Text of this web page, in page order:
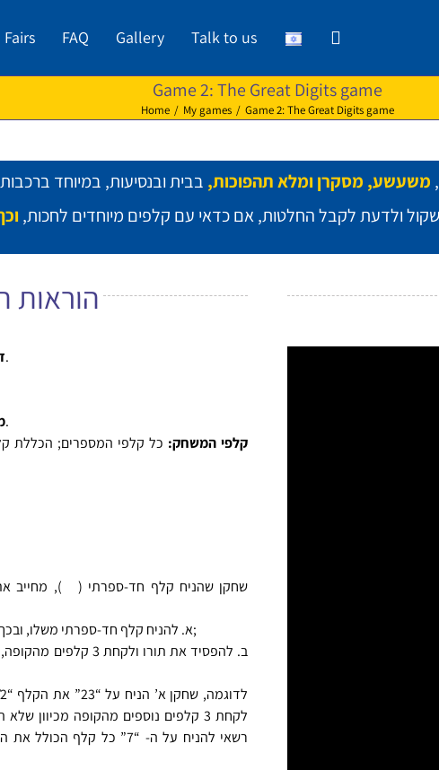
Fairs FAQ Gallery Talk to us
Game 2: The Great Digits game
Home / My games / Game 2: The Great Digits game
משעשע, מסקרן ומלא תהפוכות,
ולדעת לקבל החלטות, אם כדאי עם קלפים מיוחדים לחכות,
הכרת הספרות מ-0 עד 9.
להיפטר מכל הקלפים שביד.
קלפי המשחק: כל קלפי המספרים; הכללת
שחקן שהניח קלף חד-ספרתי (
), מחייב
א. להניח קלף חד-ספרתי משלו, ובכך לחייב את השחקן שאחריו, וכן הלאה;
ב. להפסיד את תורו
לקחת 3 קלפים נוספים מהקופה